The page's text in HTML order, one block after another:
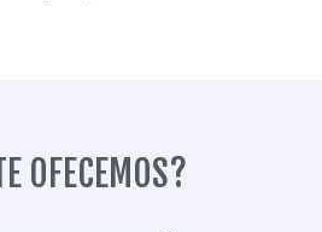
OFECEMOS?